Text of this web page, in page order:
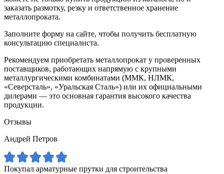
заказать размотку, резку и ответственное хранение
металлопроката.
Заполните форму на сайте, чтобы получить бесплатную
консультацию специалиста.
Рекомендуем приобретать металлопрокат у проверенных
поставщиков, работающих напрямую с крупными
металлургическими комбинатами (ММК, НЛМК,
«Северсталь», «Уральская Сталь») или их официальными
дилерами — это основная гарантия высокого качества
продукции.
Отзывы
Андрей Петров
Покупал арматурные прутки для строительства